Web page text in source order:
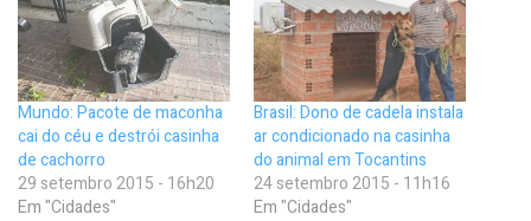
Mundo: Pacote de maconha
cai do céu e destrói casinha
de cachorro
29 setembro 2015 - 16h20
Em "Cidades"
Brasil: Dono de cadela instala
ar condicionado na casinha
do animal em Tocantins
24 setembro 2015 - 11h16
Em "Cidades"